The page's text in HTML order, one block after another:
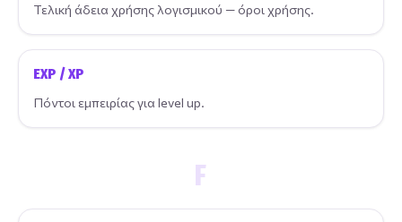
Τελική άδεια χρήσης λογισμικού — όροι χρήσης.
EXP / XP
Πόντοι εμπειρίας για level up.
F